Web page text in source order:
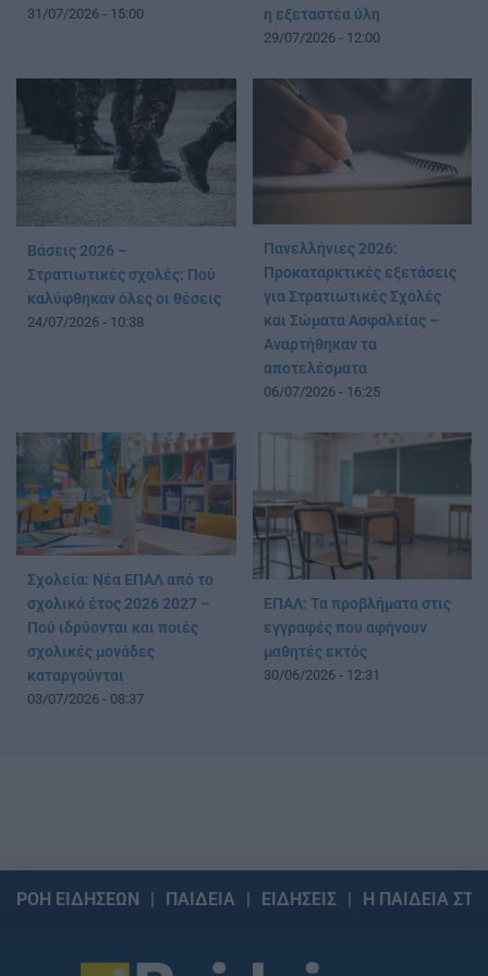
31/07/2026 - 15:00
η εξεταστέα ύλη
29/07/2026 - 12:00
Βάσεις 2026 –
Στρατιωτικές σχολές: Πού
καλύφθηκαν όλες οι θέσεις
24/07/2026 - 10:38
Πανελλήνιες 2026:
Προκαταρκτικές εξετάσεις
για Στρατιωτικές Σχολές
και Σώματα Ασφαλείας –
Αναρτήθηκαν τα
αποτελέσματα
06/07/2026 - 16:25
Σχολεία: Νέα ΕΠΑΛ από το
σχολικό έτος 2026 2027 –
Πού ιδρύονται και ποιές
σχολικές μονάδες
καταργούνται
03/07/2026 - 08:37
ΕΠΑΛ: Τα προβλήματα στις
εγγραφές που αφήνουν
μαθητές εκτός
30/06/2026 - 12:31
ΡΟΗ ΕΙΔΗΣΕΩΝ ΠΑΙΔΕΙΑ ΕΙΔΗΣΕΙΣ Η ΠΑΙΔΕΙΑ